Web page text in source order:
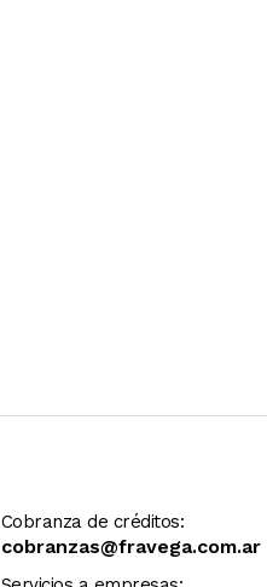
Cobranza de créditos:
cobranzas@fravega.com.ar